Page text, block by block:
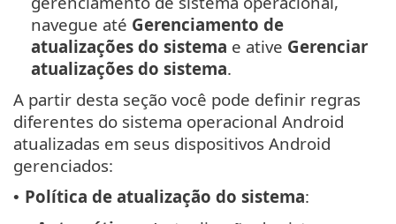
navegue até Gerenciamento de
atualizações do sistema e ative Gerenciar
atualizações do sistema.
A partir desta seção você pode definir regras
diferentes do sistema operacional Android
atualizadas em seus dispositivos Android
gerenciados:
• Política de atualização do sistema: